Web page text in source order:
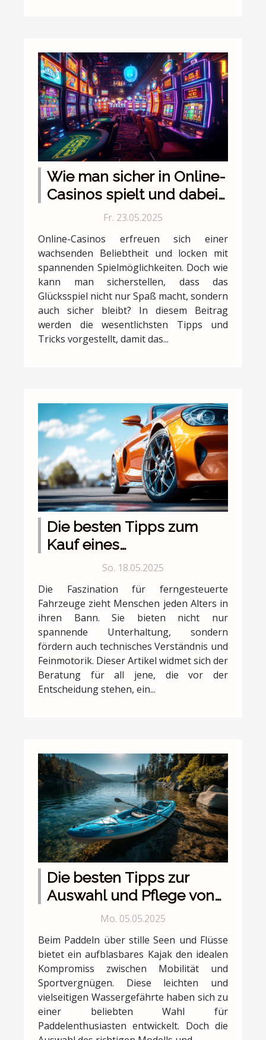
Wie man sicher in Online-
Casinos spielt und dabei
Spaß hatFr. 23.05.2025
Online-Casinos erfreuen sich einer
wachsenden Beliebtheit und locken mit
spannenden Spielmöglichkeiten. Doch wie
kann man sicherstellen, dass das
Glücksspiel nicht nur Spaß macht, sondern
auch sicher bleibt? In diesem Beitrag
werden die wesentlichsten Tipps und
Tricks vorgestellt, damit das...
Die besten Tipps zum
Kauf eines
ferngesteuerten
So. 18.05.2025
Die Faszination für ferngesteuerte
Fahrzeuge zieht Menschen jeden Alters in
ihren Bann. Sie bieten nicht nur
spannende Unterhaltung, sondern
fördern auch technisches Verständnis und
Feinmotorik. Dieser Artikel widmet sich der
Beratung für all jene, die vor der
Entscheidung stehen, ein...
Die besten Tipps zur
Auswahl und Pflege von
aufblasbaren Kajaks
Mo. 05.05.2025
Beim Paddeln über stille Seen und Flüsse
bietet ein aufblasbares Kajak den idealen
Kompromiss zwischen Mobilität und
Sportvergnügen. Diese leichten und
vielseitigen Wassergefährte haben sich zu
einer beliebten Wahl für
Paddelenthusiasten entwickelt. Doch die